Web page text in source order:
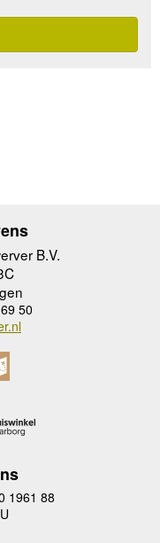
B.V.
50
1961 88